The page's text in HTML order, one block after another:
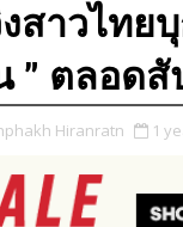
สาวไทย
” ตลอด
Hiranratn 1